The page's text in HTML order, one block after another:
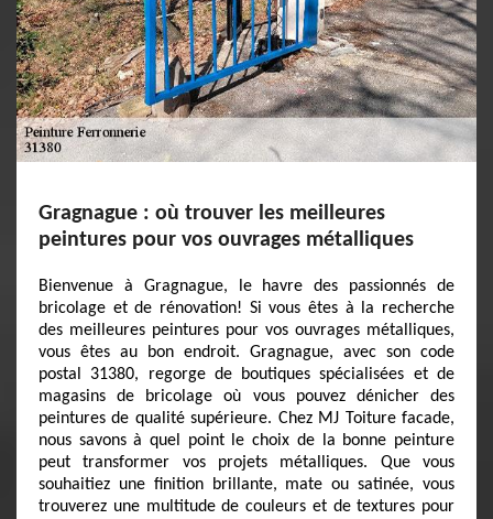
Gragnague : où trouver les meilleures
peintures pour vos ouvrages métalliques
Bienvenue à Gragnague, le havre des passionnés de
bricolage et de rénovation! Si vous êtes à la recherche
des meilleures peintures pour vos ouvrages métalliques,
vous êtes au bon endroit. Gragnague, avec son code
postal 31380, regorge de boutiques spécialisées et de
magasins de bricolage où vous pouvez dénicher des
peintures de qualité supérieure. Chez MJ Toiture facade,
nous savons à quel point le choix de la bonne peinture
peut transformer vos projets métalliques. Que vous
souhaitiez une finition brillante, mate ou satinée, vous
trouverez une multitude de couleurs et de textures pour